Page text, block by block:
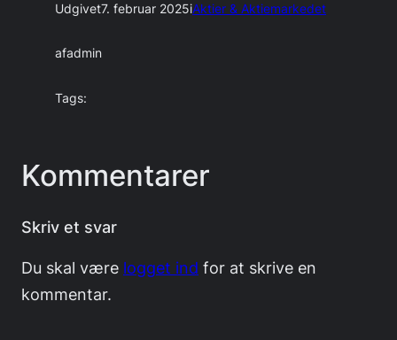
Udgivet7. februar 2025iAktier & Aktiemarkedet
afadmin
Tags:
Kommentarer
Skriv et svar
Du skal være logget ind for at skrive en
kommentar.